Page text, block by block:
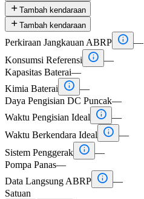
 Tambah kendaraan
 Tambah kendaraan
Perkiraan Jangkauan ABRP  —
Konsumsi Referensi
 —
Kapasitas Baterai—
Kimia Baterai
 —
Daya Pengisian DC Puncak—
Waktu Pengisian Ideal
 —
Waktu Berkendara Ideal
 —
Sistem Penggerak  —
Pompa Panas—
Data Langsung ABRP  —
Satuan